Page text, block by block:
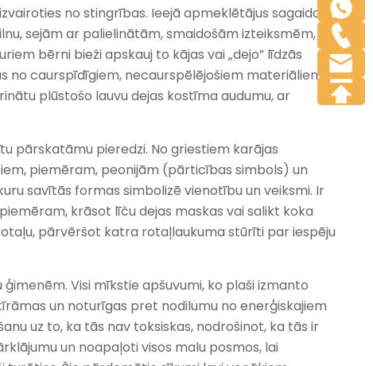
no stingrības. Ieejā apmeklētājus sagaida
sejām ar palielinātām, smaidošām izteiksmēm,
bērni bieži apskauj to kājas vai „dejo” līdzās
no caurspīdīgiem, necaurspēlējošiem materiāliem,
plūstošo lauvu dejas kostīma audumu, ar
pārskatāmu pieredzi. No griestiem karājas
piemēram, peonijām (pārticības simbols) un
savītās formas simbolizē vienotību un veiksmi. Ir
krāsot līču dejas maskas vai salikt koka
pārvēršot katra rotaļlaukuma stūrīti par iespēju
Visi mīkstie apšuvumi, ko plaši izmanto
un noturīgas pret nodilumu no enerģiskajiem
uz to, ka tās nav toksiskas, nodrošinot, ka tās ir
un noapaļoti visos malu posmos, lai